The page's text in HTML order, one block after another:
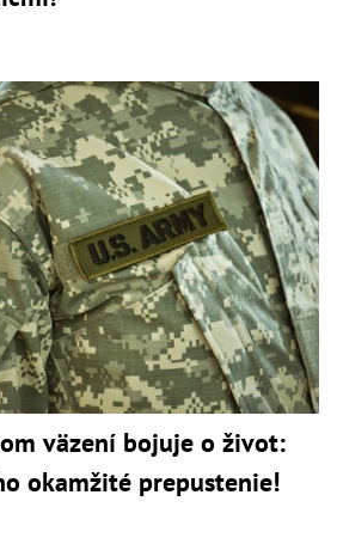
väzení bojuje o život:
okamžité prepustenie!